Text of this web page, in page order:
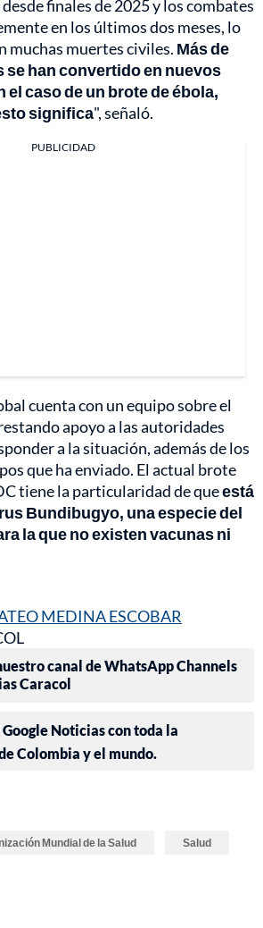
finales de 2025 y los combates
en los últimos dos meses, lo
muchas muertes civiles. Más de
se han convertido en nuevos
el caso de un brote de ébola,
significa", señaló.
PUBLICIDAD
cuenta con un equipo sobre el
apoyo a las autoridades
a la situación, además de los
que ha enviado. El actual brote
tiene la particularidad de queestá
Bundibugyo, una especie del
la que no existen vacunas ni
MEDINA ESCOBAR
canal de WhatsApp Channels
Caracol
Noticias con toda la
Colombia y el mundo.
Mundial de la Salud Salud